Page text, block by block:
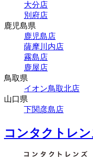
大分店
別府店
鹿児島県
鹿児島店
薩摩川内店
霧島店
鹿屋店
鳥取県
イオン鳥取北店
山口県
下関彦島店
コンタクトレ